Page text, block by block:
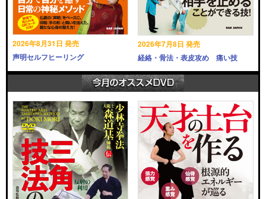
2026年8月31日 発売
声明セルフヒーリング
2026年7月8日 発売
経絡・骨法・表皮攻め 痛い技